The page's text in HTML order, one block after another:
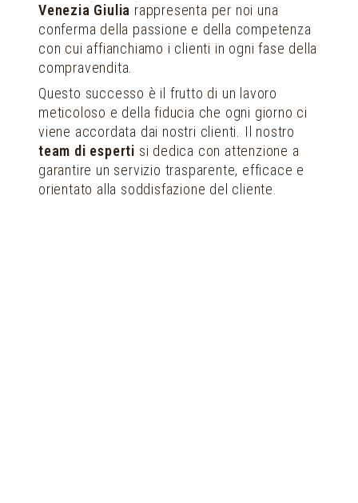
Venezia Giulia rappresenta per noi una
conferma della passione e della competenza
con cui affianchiamo i clienti in ogni fase della
compravendita.
Questo successo è il frutto di un lavoro
meticoloso e della fiducia che ogni giorno ci
viene accordata dai nostri clienti. Il nostro
team di esperti si dedica con attenzione a
garantire un servizio trasparente, efficace e
orientato alla soddisfazione del cliente.